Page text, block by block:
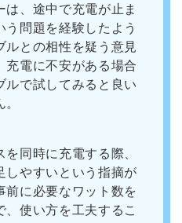
は、途中で充電が止ま
う問題を経験したよう
ルとの相性を疑う意見
充電に不安がある場合
ルで試してみると良い
同時に充電する際、
しやすいという指摘が
前に必要なワット数を
、使い方を工夫するこ